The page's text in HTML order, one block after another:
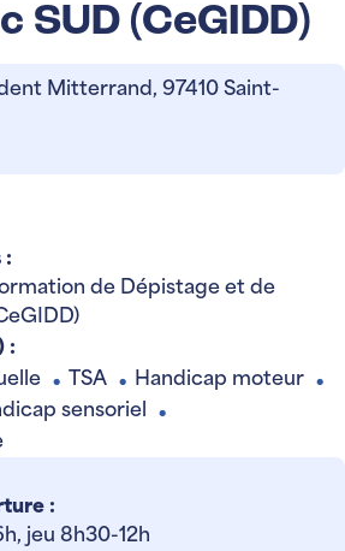
SUD (CeGIDD)
Mitterrand, 97410 Saint-
:
de Dépistage et de
:
● TSA ● Handicap moteur ●
sensoriel ●
:
jeu 8h30-12h